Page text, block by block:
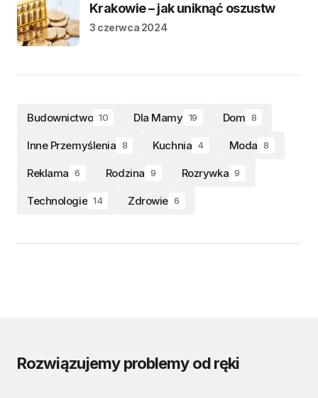
Krakowie – jak uniknąć oszustw
3 czerwca 2024
Budownictwo 10 Dla Mamy 19 Dom 8
Inne Przemyślenia 8 Kuchnia 4 Moda 8
Reklama 6 Rodzina 9 Rozrywka 9
Technologie 14 Zdrowie 6
Rozwiązujemy problemy od ręki